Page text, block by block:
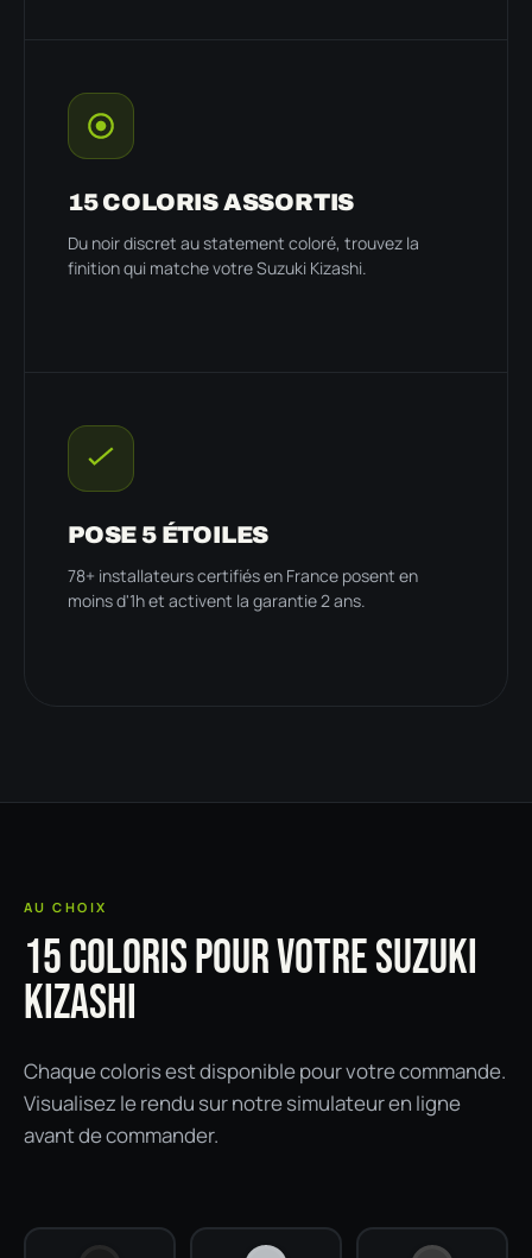
15 COLORIS ASSORTIS
Du noir discret au statement coloré, trouvez la
finition qui matche votre Suzuki Kizashi.
POSE 5 ÉTOILES
78+ installateurs certifiés en France posent en
moins d'1h et activent la garantie 2 ans.
AU CHOIX
15 COLORIS POUR VOTRE SUZUKI
KIZASHI
Chaque coloris est disponible pour votre commande.
Visualisez le rendu sur notre simulateur en ligne
avant de commander.